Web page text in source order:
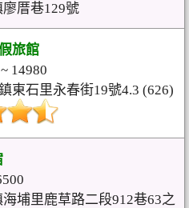
厝巷129號
旅館
14980
東石里永春街19號4.3 (626)
埔里鹿草路二段912巷63之